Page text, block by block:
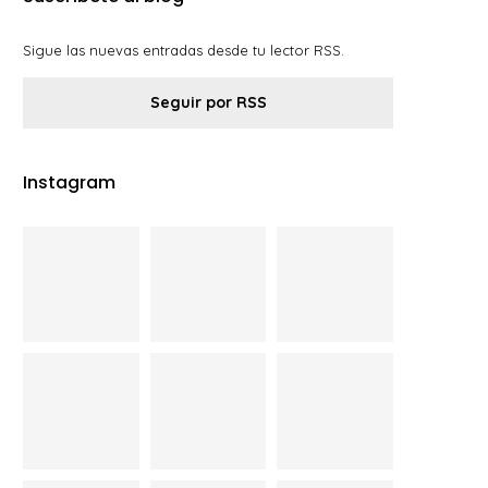
Sigue las nuevas entradas desde tu lector RSS.
Seguir por RSS
Instagram